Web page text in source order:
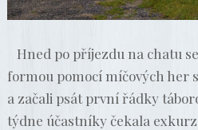
Hned po příjezdu na chatu
formou pomocí míčových her
a začali psát první řádky
týdne účastníky čekala